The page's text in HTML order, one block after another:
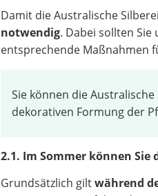
Damit die Australische
notwendig. Dabei sollten
entsprechende Maßnahmen
Sie können die
dekorativen Formung der
2.1. Im Sommer können
Grundsätzlich giltwährend